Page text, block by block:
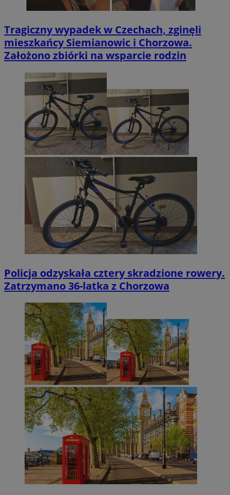
Tragiczny wypadek w Czechach, zginęli
mieszkańcy Siemianowic i Chorzowa.
Założono zbiórki na wsparcie rodzin
Policja odzyskała cztery skradzione rowery.
Zatrzymano 36-latka z Chorzowa